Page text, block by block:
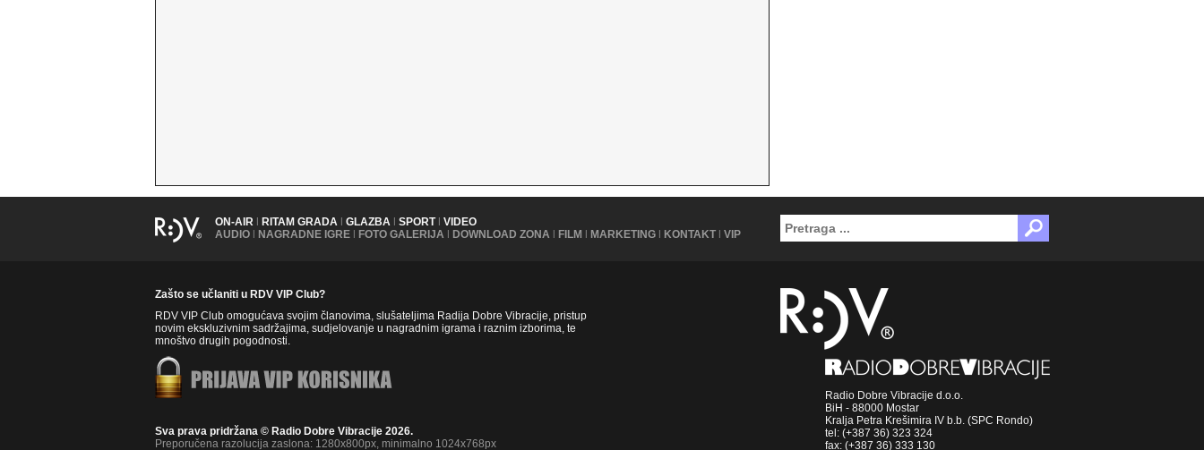
ON-AIR | RITAM GRADA | GLAZBA | SPORT | VIDEO
AUDIO | NAGRADNE IGRE | FOTO GALERIJA | DOWNLOAD ZONA | FILM | MARKETING | KONTAKT | VIP
Zašto se učlaniti u RDV VIP Club?
RDV VIP Club omogućava svojim članovima, slušateljima Radija Dobre Vibracije, pristup
novim ekskluzivnim sadržajima, sudjelovanje u nagradnim igrama i raznim izborima, te
mnoštvo drugih pogodnosti.
Sva prava pridržana © Radio Dobre Vibracije 2026.
Preporučena razolucija zaslona: 1280x800px, minimalno 1024x768px
Radio Dobre Vibracije d.o.o.
BiH - 88000 Mostar
Kralja Petra Krešimira IV b.b. (SPC Rondo)
tel: (+387 36) 323 324
fax: (+387 36) 333 130